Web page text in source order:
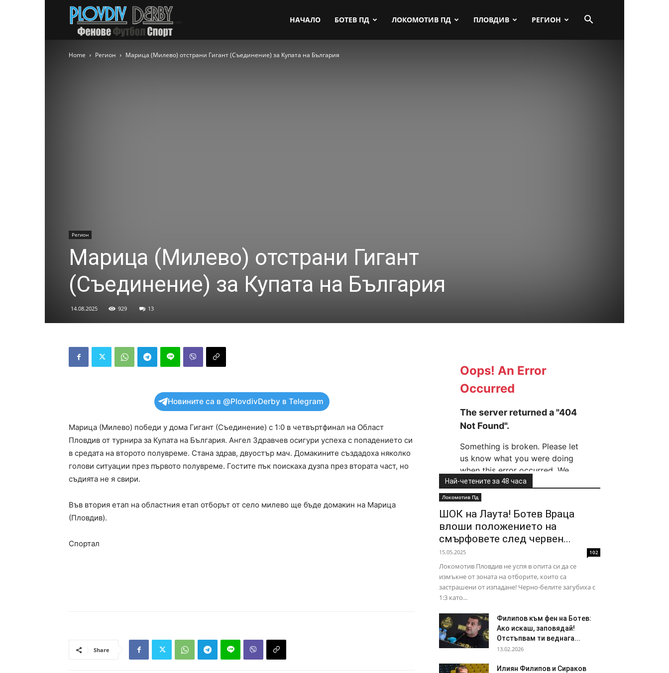
НАЧАЛО БОТЕВ ПД ЛОКОМОТИВ ПД ПЛОВДИВ РЕГИОН
Home Регион Марица (Милево) отстрани Гигант (Съединение) за Купата на България
Регион
Марица (Милево) отстрани Гигант
(Съединение) за Купата на България
14.08.2025 929 13
Новините са в @PlovdivDerby в Telegram
Марица (Милево) победи у дома Гигант (Съединение) с 1:0 в четвъртфинал на Област
Пловдив от турнира за Купата на България. Ангел Здравчев осигури успеха с попадението си
в средата на второто полувреме. Стана здрав, двуостър мач. Домакините създадоха няколко
голови ситуации през първото полувреме. Гостите пък поискаха дузпа през втората част, но
съдията не я свири.
Във втория етап на областния етап отборът от село милево ще бъде домакин на Марица
(Пловдив).
Спортал
Share
Най-четените за 48 часа
Локомотив Пд
ШОК на Лаута! Ботев Враца
влоши положението на
смърфовете след червен...
15.05.2025 102
Локомотив Пловдив не успя в опита си да се
измъкне от зоната на отборите, които са
застрашени от изпадане! Черно-белите загубиха с
1:3 като...
Филипов към фен на Ботев:
Ако искаш, заповядай!
Отстъпвам ти веднага...
13.02.2026
Илиян Филипов и Сираков